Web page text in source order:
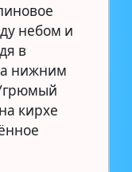
небом и
в
нижним
кирхе